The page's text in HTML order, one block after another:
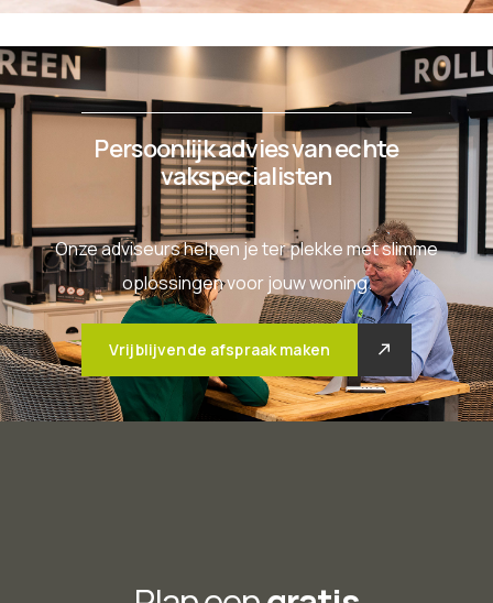
Persoonlijk advies van echte
vakspecialisten
Onze adviseurs helpen je ter plekke met slimme
oplossingen voor jouw woning.
Vrijblijvende afspraak maken